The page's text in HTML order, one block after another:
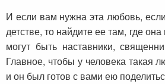
И если вам нужна эта любовь,
детстве, то найдите ее там, где
могут быть наставники,
Главное, чтобы у человека такая
и он был готов с вами ею